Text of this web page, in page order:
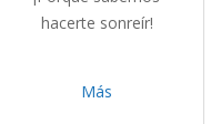
hacerte sonreír!
Más